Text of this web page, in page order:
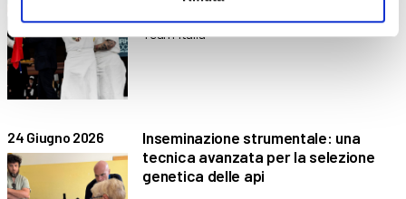
L’ex allievo di ABF Clusone come coach del
Team Italia
24 Giugno 2026
Inseminazione strumentale: una
tecnica avanzata per la selezione
genetica delle api